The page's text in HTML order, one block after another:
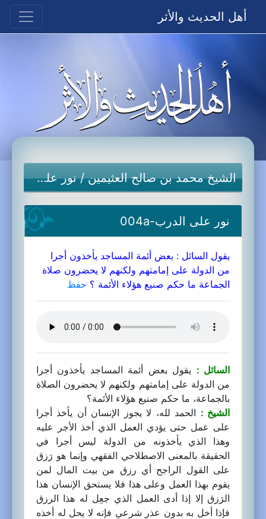
أهل الحديث والأثر
الشيخ محمد بن صالح العثيمين/نور على الدرب
نور على الدرب-004a
يقول السائل : بعض أئمة المساجد يأخذون أجرا
من الدولة على إمامتهم ولكنهم لا يحضرون صلاة
الجماعة ما حكم صنيع هؤلاء الأئمة ؟ حفظ
السائل : يقول بعض أئمة المساجد يأخذون أجرا
من الدولة على إمامتهم ولكنهم لا يحضرون الصلاة
بالجماعة، ما حكم صنيع هؤلاء الأئمة؟
الشيخ : الحمد لله، لا يجوز الإنسان أن يأخذ أجرا
على عمل حتى يؤدي العمل الذي أخذ الأجر عليه
وهذا الذي يأخذونه من الدولة ليس أجرا في
الحقيقة بالمعنى الاصطلاحي الفقهي وإنما هو رَزق
على القول الراجح أي رزق من بيت المال لمن
يقوم بهذا العمل وعلى هذا فلا يستحق الإنسان هذا
الرَزق إلا إذا أدى العمل الذي جعِل له هذا الرزق
فإذا أخل به بدون عذر شرعي فإنه لا يحل له أخذه